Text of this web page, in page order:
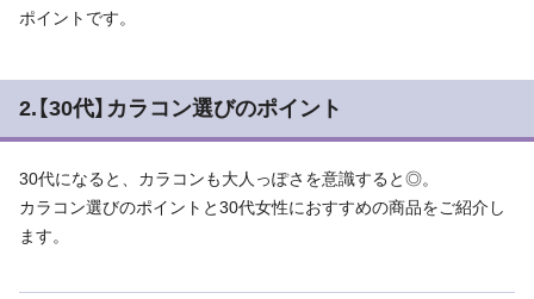
ポイントです。
2.【30代】カラコン選びのポイント
30代になると、カラコンも大人っぽさを意識すると◎。
カラコン選びのポイントと30代女性におすすめの商品をご紹介し
ます。